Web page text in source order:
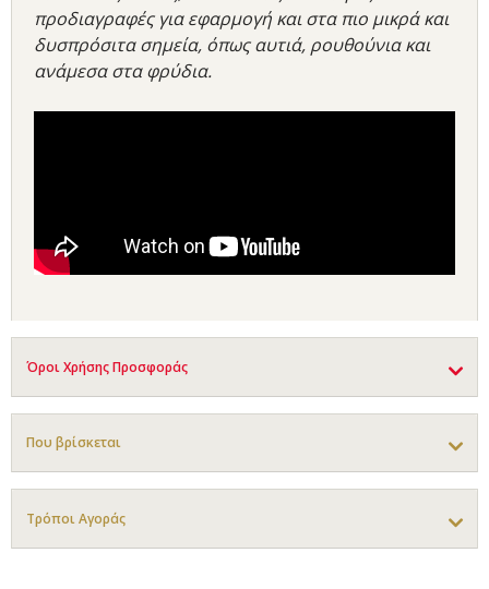
προδιαγραφές για εφαρμογή και στα πιο μικρά και
δυσπρόσιτα σημεία, όπως αυτιά, ρουθούνια και
ανάμεσα στα φρύδια.
Όροι Χρήσης Προσφοράς
Που βρίσκεται
Τρόποι Αγοράς